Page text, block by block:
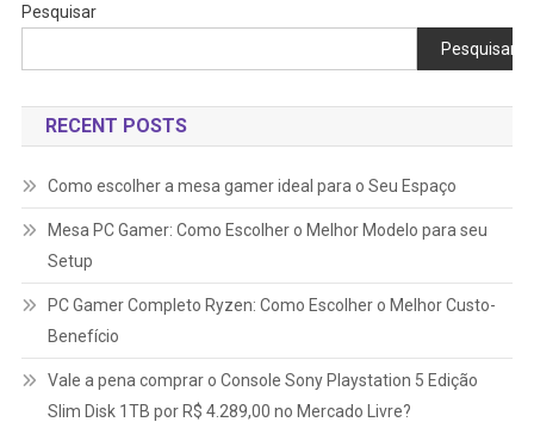
Pesquisar
Pesquisar
RECENT POSTS
Como escolher a mesa gamer ideal para o Seu Espaço
Mesa PC Gamer: Como Escolher o Melhor Modelo para seu
Setup
PC Gamer Completo Ryzen: Como Escolher o Melhor Custo-
Benefício
Vale a pena comprar o Console Sony Playstation 5 Edição
Slim Disk 1TB por R$ 4.289,00 no Mercado Livre?